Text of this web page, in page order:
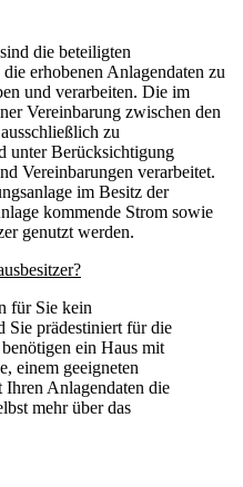
die beteiligten
erhobenen Anlagendaten zu
und verarbeiten. Die im
Vereinbarung zwischen den
zu
unter Berücksichtigung
Vereinbarungen verarbeitet.
im Besitz der
kommende Strom sowie
genutzt werden.
für Sie kein
Sie prädestiniert für die
ein Haus mit
einem geeigneten
Ihren Anlagendaten die
mehr über das